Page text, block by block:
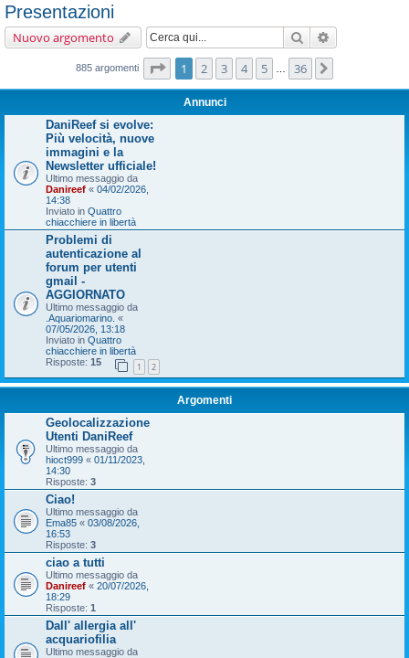
Presentazioni
Nuovo argomento Cerca
885 argomenti Pagina1 di
1 2 3 4 5 36
Annunci
DaniReef si evolve:
Più velocità, nuove
immagini e la
Newsletter ufficiale!
Ultimo messaggio da
Danireef « 04/02/2026,
14:38
Inviato in Quattro
chiacchiere in libertà
Problemi di
autenticazione al
forum per utenti
gmail -
AGGIORNATO
Ultimo messaggio da
.Aquariomarino. «
07/05/2026, 13:18
Inviato in Quattro
chiacchiere in libertà
Risposte: 15 1 2
Argomenti
Geolocalizzazione
Utenti DaniReef
Ultimo messaggio da
hioct999 « 01/11/2023,
14:30
Risposte: 3
Ciao!
Ultimo messaggio da
Ema85 « 03/08/2026,
16:53
Risposte: 3
ciao a tutti
Ultimo messaggio da
Danireef « 20/07/2026,
18:29
Risposte: 1
Dall' allergia all'
acquariofilia
Ultimo messaggio da